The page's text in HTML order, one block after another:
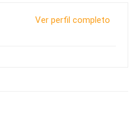
Ver perfil completo